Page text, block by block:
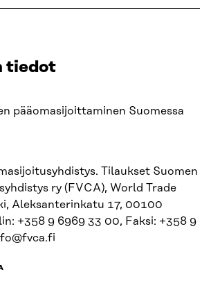
tiedot
pääomasijoittaminen Suomessa
Tilaukset Suomen
ry (FVCA), World Trade
Aleksanterinkatu 17, 00100
+358 9 6969 33 00, Faksi: +358 9